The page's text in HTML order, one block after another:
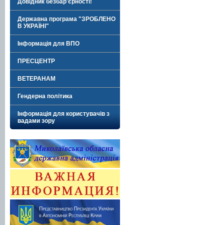
Довідник безбар'єрності!
Державна програма "ЗРОБЛЕНО
В УКРАЇНІ"
Інформація для ВПО
ПРЕСЦЕНТР
ВЕТЕРАНАМ
Гендерна політика
Інформація для користувачів з
вадами зору